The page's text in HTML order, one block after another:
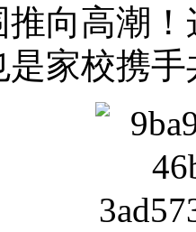
推向高潮
家校携